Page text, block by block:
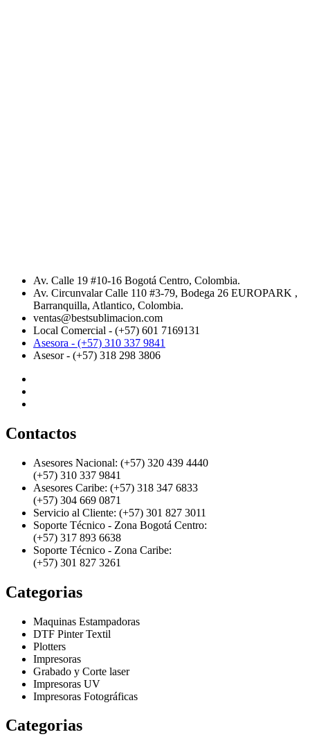
Av. Calle 19 #10-16 Bogotá Centro, Colombia.
Av. Circunvalar Calle 110 #3-79, Bodega 26 EUROPARK ,
Barranquilla, Atlantico, Colombia.
ventas@bestsublimacion.com
Local Comercial - (+57) 601 7169131
Asesora - (+57) 310 337 9841
Asesor - (+57) 318 298 3806
Contactos
Asesores Nacional: (+57) 320 439 4440
(+57) 310 337 9841
Asesores Caribe: (+57) 318 347 6833
(+57) 304 669 0871
Servicio al Cliente: (+57) 301 827 3011
Soporte Técnico - Zona Bogotá Centro:
(+57) 317 893 6638
Soporte Técnico - Zona Caribe:
(+57) 301 827 3261
Categorias
Maquinas Estampadoras
DTF Pinter Textil
Plotters
Impresoras
Grabado y Corte laser
Impresoras UV
Impresoras Fotográficas
Categorias